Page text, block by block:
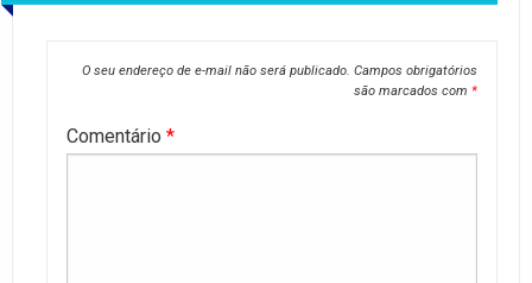
O seu endereço de e-mail não será publicado. Campos obrigatórios
são marcados com *
Comentário *